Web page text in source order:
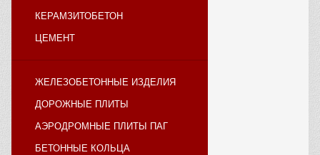
КЕРАМЗИТОБЕТОН
ЦЕМЕНТ
ЖЕЛЕЗОБЕТОННЫЕ ИЗДЕЛИЯ
ДОРОЖНЫЕ ПЛИТЫ
АЭРОДРОМНЫЕ ПЛИТЫ ПАГ
БЕТОННЫЕ КОЛЬЦА